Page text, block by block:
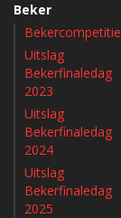
Beker
Bekercompetitie
Uitslag
Bekerfinaledag
2023
Uitslag
Bekerfinaledag
2024
Uitslag
Bekerfinaledag
2025